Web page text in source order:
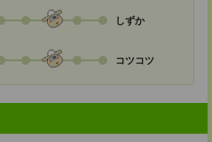
しずか
コツコツ